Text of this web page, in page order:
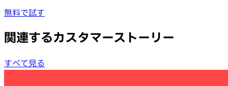
無料で試す
関連するカスタマーストーリー
すべて見る